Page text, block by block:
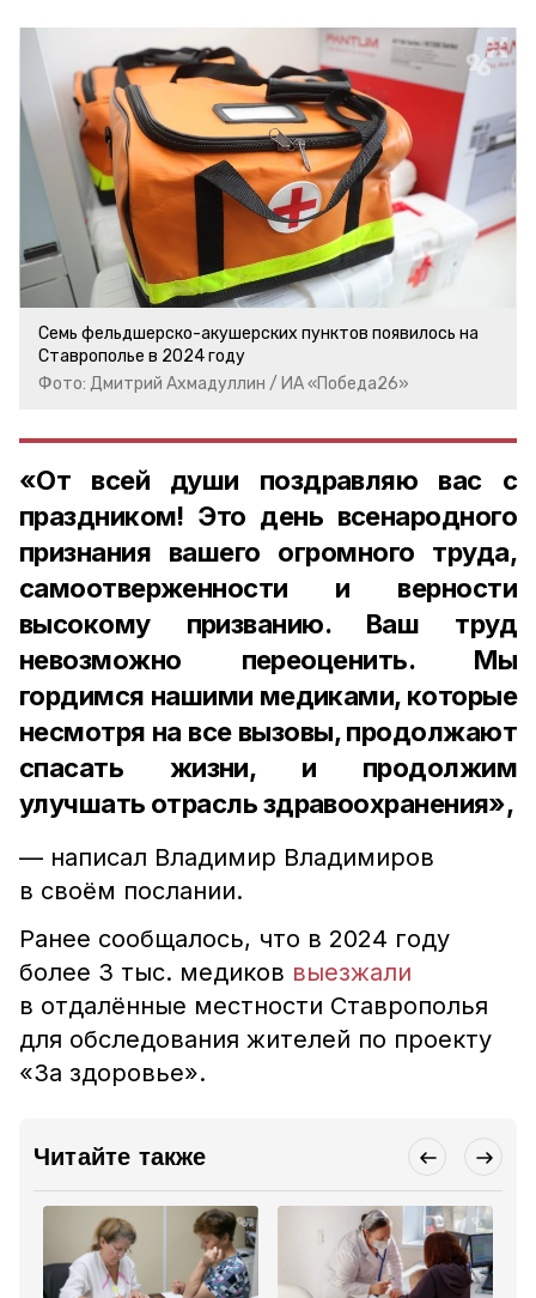
Семь фельдшерско-акушерских пунктов появилось на
Ставрополье в 2024 году
Фото: Дмитрий Ахмадуллин / ИА «Победа26»
«От всей души поздравляю вас с
праздником! Это день всенародного
признания вашего огромного труда,
самоотверженности и верности
высокому призванию. Ваш труд
невозможно переоценить. Мы
гордимся нашими медиками, которые
несмотря на все вызовы, продолжают
спасать жизни, и продолжим
улучшать отрасль здравоохранения»,
— написал Владимир Владимиров
в своём послании.
Ранее сообщалось, что в 2024 году
более 3 тыс. медиков выезжали
в отдалённые местности Ставрополья
для обследования жителей по проекту
«За здоровье».
Читайте также